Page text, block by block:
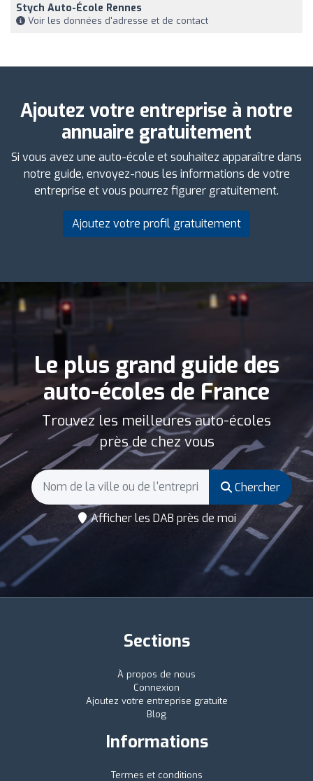
Stych Auto-École Rennes
Voir les données d'adresse et de contact
Ajoutez votre entreprise à notre
annuaire gratuitement
Si vous avez une auto-école et souhaitez apparaître dans
notre guide, envoyez-nous les informations de votre
entreprise et vous pourrez figurer gratuitement.
Ajoutez votre profil gratuitement
Le plus grand guide des
auto-écoles de France
Trouvez les meilleures auto-écoles
près de chez vous
Chercher
Afficher les DAB près de moi
Sections
À propos de nous
Connexion
Ajoutez votre entreprise gratuite
Blog
Informations
Termes et conditions